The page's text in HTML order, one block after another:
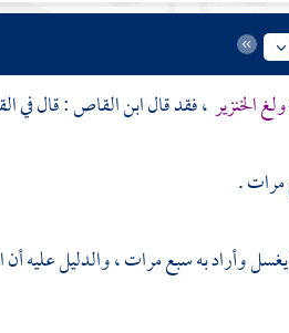
ولغ الخنزير، فقد قالابن القاص: قال في
مرات .
وأراد به سبع مرات ، والدليل عليه أن